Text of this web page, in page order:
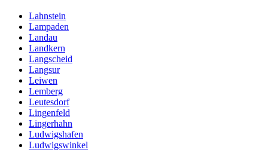
Lahnstein
Lampaden
Landau
Landkern
Langscheid
Langsur
Leiwen
Lemberg
Leutesdorf
Lingenfeld
Lingerhahn
Ludwigshafen
Ludwigswinkel